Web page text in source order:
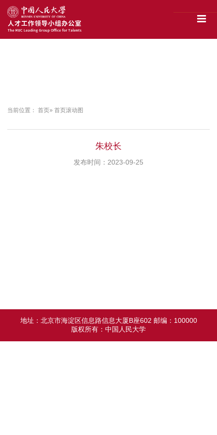
当前位置： 首页» 首页滚动图
朱校长
发布时间：2023-09-25
地址：北京市海淀区信息路信息大厦B座602 邮编：100000
版权所有：中国人民大学